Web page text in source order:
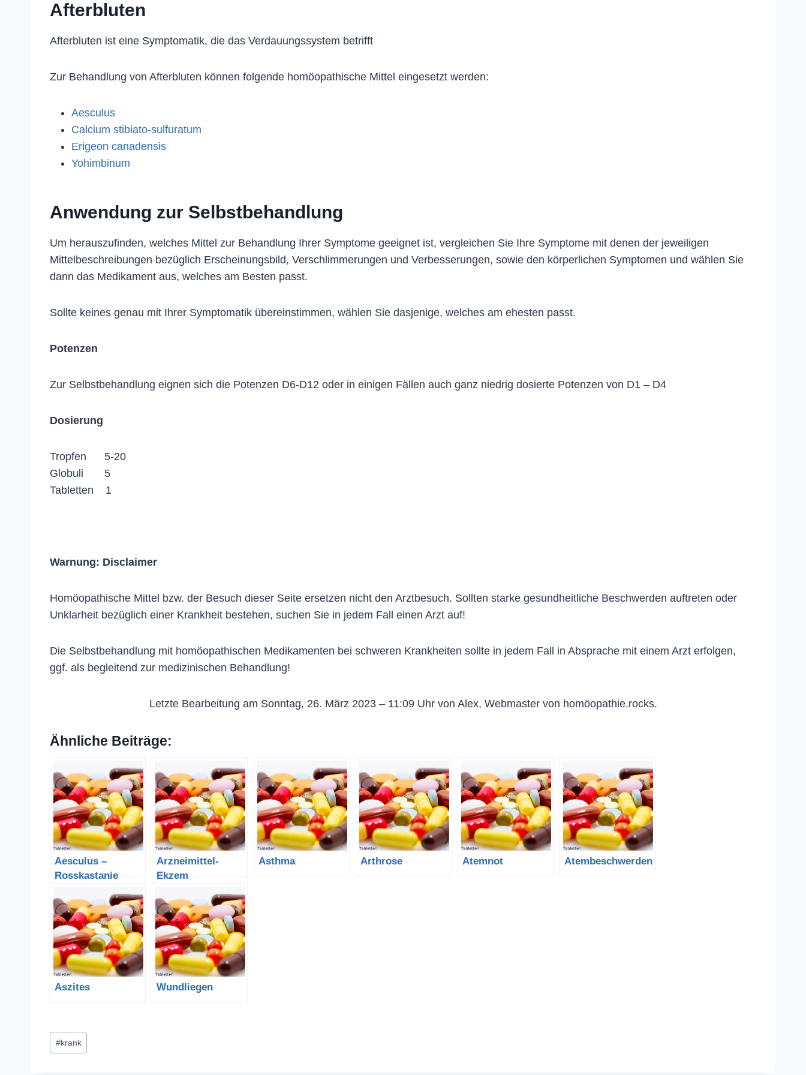
Afterbluten
Afterbluten ist eine Symptomatik, die das Verdauungssystem betrifft
Zur Behandlung von Afterbluten können folgende homöopathische Mittel eingesetzt werden:
Aesculus
Calcium stibiato-sulfuratum
Erigeon canadensis
Yohimbinum
Anwendung zur Selbstbehandlung
Um herauszufinden, welches Mittel zur Behandlung Ihrer Symptome geeignet ist, vergleichen Sie Ihre Symptome mit denen der jeweiligen
Mittelbeschreibungen bezüglich Erscheinungsbild, Verschlimmerungen und Verbesserungen, sowie den körperlichen Symptomen und wählen Sie
dann das Medikament aus, welches am Besten passt.
Sollte keines genau mit Ihrer Symptomatik übereinstimmen, wählen Sie dasjenige, welches am ehesten passt.
Potenzen
Zur Selbstbehandlung eignen sich die Potenzen D6-D12 oder in einigen Fällen auch ganz niedrig dosierte Potenzen von D1 – D4
Dosierung
Tropfen 5-20
Globuli 5
Tabletten 1
Warnung: Disclaimer
Homöopathische Mittel bzw. der Besuch dieser Seite ersetzen nicht den Arztbesuch. Sollten starke gesundheitliche Beschwerden auftreten oder
Unklarheit bezüglich einer Krankheit bestehen, suchen Sie in jedem Fall einen Arzt auf!
Die Selbstbehandlung mit homöopathischen Medikamenten bei schweren Krankheiten sollte in jedem Fall in Absprache mit einem Arzt erfolgen,
ggf. als begleitend zur medizinischen Behandlung!
Letzte Bearbeitung am Sonntag, 26. März 2023 – 11:09 Uhr von Alex, Webmaster von homöopathie.rocks.
Ähnliche Beiträge:
Aesculus –
Rosskastanie
Arzneimittel-
Ekzem
Asthma Arthrose Atemnot Atembeschwerden
Aszites Wundliegen
Schlagworte:
#krank